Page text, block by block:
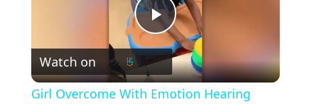
P
l
Watch on
Girl Overcome With Emotion Hearing